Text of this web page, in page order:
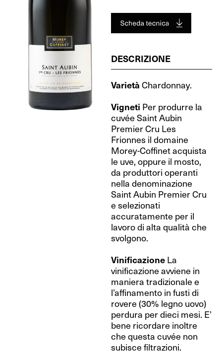
DESCRIZIONE
Varietà Chardonnay.
Vigneti Per produrre la
cuvée Saint Aubin
Premier Cru Les
Frionnes il domaine
Morey-Coffinet acquista
le uve, oppure il mosto,
da produttori operanti
nella denominazione
Saint Aubin Premier Cru
e selezionati
accuratamente per il
lavoro di alta qualità che
svolgono.
Vinificazione La
vinificazione avviene in
maniera tradizionale e
l’affinamento in fusti di
rovere (30% legno uovo)
perdura per dieci mesi. E’
bene ricordare inoltre
che questa cuvée non
subisce filtrazioni.